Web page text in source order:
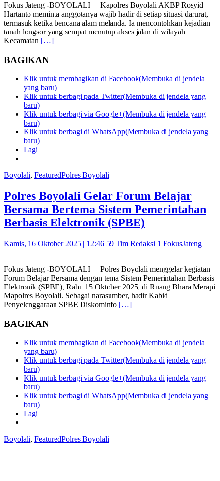
Fokus Jateng -BOYOLALI – Kapolres Boyolali AKBP Rosyid
Hartanto meminta anggotanya wajib hadir di setiap situasi darurat,
termasuk ketika bencana alam melanda. Ia mencontohkan kejadian
tanah longsor yang sempat menutup akses jalan di wilayah
Kecamatan […]
BAGIKAN
Klik untuk membagikan di Facebook(Membuka di jendela
yang baru)
Klik untuk berbagi pada Twitter(Membuka di jendela yang
baru)
Klik untuk berbagi via Google+(Membuka di jendela yang
baru)
Klik untuk berbagi di WhatsApp(Membuka di jendela yang
baru)
Lagi
Boyolali, FeaturedPolres Boyolali
Polres Boyolali Gelar Forum Belajar
Bersama Bertema Sistem Pemerintahan
Berbasis Elektronik (SPBE)
Kamis, 16 Oktober 2025 | 12:46 59 Tim Redaksi 1 FokusJateng
Fokus Jateng -BOYOLALI – Polres Boyolali menggelar kegiatan
Forum Belajar Bersama dengan tema Sistem Pemerintahan Berbasis
Elektronik (SPBE), Rabu 15 Oktober 2025, di Ruang Bhara Merapi
Mapolres Boyolali. Sebagai narasumber, hadir Kabid
Penyelenggaraan SPBE Diskominfo […]
BAGIKAN
Klik untuk membagikan di Facebook(Membuka di jendela
yang baru)
Klik untuk berbagi pada Twitter(Membuka di jendela yang
baru)
Klik untuk berbagi via Google+(Membuka di jendela yang
baru)
Klik untuk berbagi di WhatsApp(Membuka di jendela yang
baru)
Lagi
Boyolali, FeaturedPolres Boyolali